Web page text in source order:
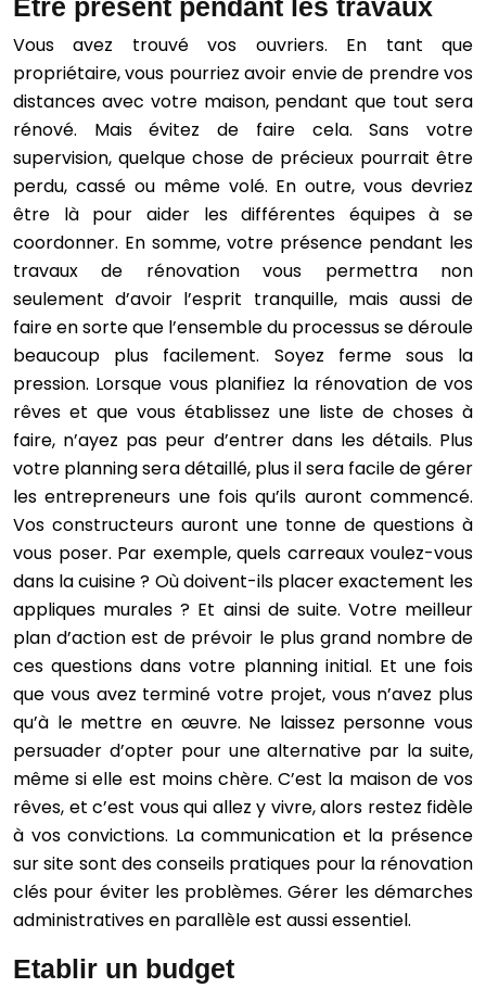
Être présent pendant les travaux
Vous avez trouvé vos ouvriers. En tant que
propriétaire, vous pourriez avoir envie de prendre vos
distances avec votre maison, pendant que tout sera
rénové. Mais évitez de faire cela. Sans votre
supervision, quelque chose de précieux pourrait être
perdu, cassé ou même volé. En outre, vous devriez
être là pour aider les différentes équipes à se
coordonner. En somme, votre présence pendant les
travaux de rénovation vous permettra non
seulement d’avoir l’esprit tranquille, mais aussi de
faire en sorte que l’ensemble du processus se déroule
beaucoup plus facilement. Soyez ferme sous la
pression. Lorsque vous planifiez la rénovation de vos
rêves et que vous établissez une liste de choses à
faire, n’ayez pas peur d’entrer dans les détails. Plus
votre planning sera détaillé, plus il sera facile de gérer
les entrepreneurs une fois qu’ils auront commencé.
Vos constructeurs auront une tonne de questions à
vous poser. Par exemple, quels carreaux voulez-vous
dans la cuisine ? Où doivent-ils placer exactement les
appliques murales ? Et ainsi de suite. Votre meilleur
plan d’action est de prévoir le plus grand nombre de
ces questions dans votre planning initial. Et une fois
que vous avez terminé votre projet, vous n’avez plus
qu’à le mettre en œuvre. Ne laissez personne vous
persuader d’opter pour une alternative par la suite,
même si elle est moins chère. C’est la maison de vos
rêves, et c’est vous qui allez y vivre, alors restez fidèle
à vos convictions. La communication et la présence
sur site sont des conseils pratiques pour la rénovation
clés pour éviter les problèmes. Gérer les démarches
administratives en parallèle est aussi essentiel.
Etablir un budget